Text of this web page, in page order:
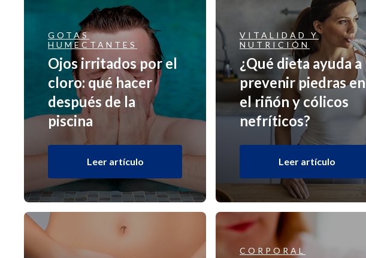
GOTAS
HUMECTANTES
Ojos irritados por el
cloro: qué hacer
después de la
piscina
Leer artículo
VITALIDAD Y
NUTRICIÓN
¿Qué dieta ayuda a
prevenir piedras en
el riñón y cólicos
nefríticos?
Leer artículo
CORPORAL